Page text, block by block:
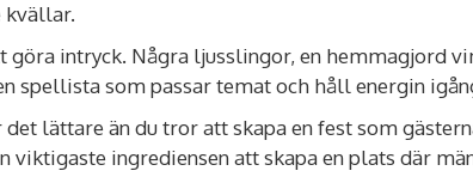
kvällar.
intryck. Några ljusslingor, en hemmagjord
spellista som passar temat och håll energin
lättare än du tror att skapa en fest som
ingrediensen att skapa en plats där